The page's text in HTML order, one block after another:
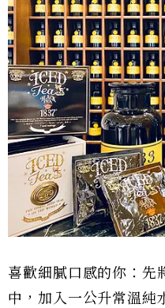
喜歡細膩口感的你：先
中，加入一公升常溫純